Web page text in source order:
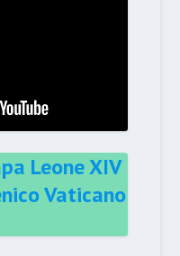
Leone XIV
Vaticano